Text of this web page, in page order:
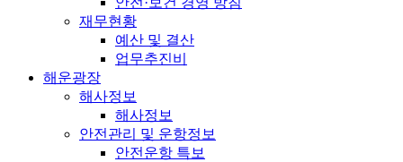
재무현황
예산 및 결산
업무추진비
해운광장
해사정보
해사정보
안전관리 및 운항정보
안전운항 특보